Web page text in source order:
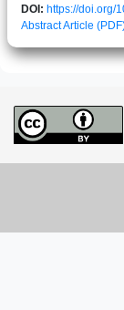
DOI: https://doi.org/
AbstractArticle